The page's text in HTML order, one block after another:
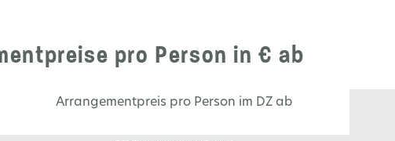
pro Person in € ab
Arrangementpreis pro Person im DZ ab